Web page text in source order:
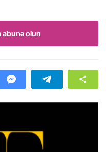
abunə olun